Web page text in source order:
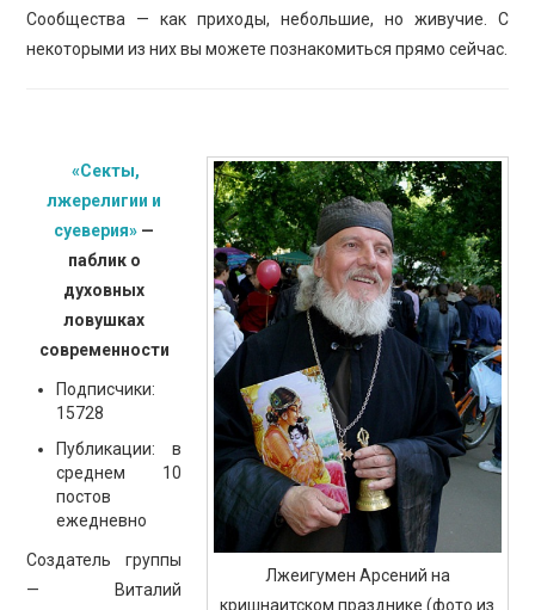
Сообщества — как приходы, небольшие, но живучие. С
некоторыми из них вы можете познакомиться прямо сейчас.
Лжеигумен Арсений на
кришнаитском празднике (фото из
«Секты,
лжерелигии и
суеверия» —
паблик о
духовных
ловушках
современности
Подписчики:
15728
Публикации: в
среднем 10
постов
ежедневно
Создатель группы
— Виталий